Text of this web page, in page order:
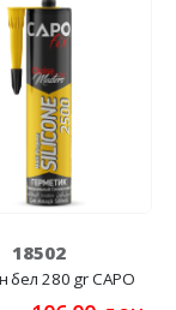
18502
бел 280 gr CAPO